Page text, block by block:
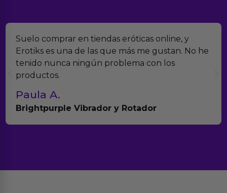
Suelo comprar en tiendas eróticas online, y
Erotiks es una de las que más me gustan. No he
tenido nunca ningún problema con los
productos.
Paula A.
Brightpurple Vibrador y Rotador